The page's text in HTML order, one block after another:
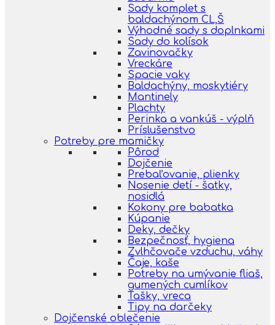
Sady komplet s
baldachýnom CL,Š
Výhodné sady s doplnkami
Sady do kolísok
Zavinovačky
Vreckáre
Spacie vaky
Baldachýny, moskytiéry
Mantinely
Plachty
Perinka a vankúš - výplň
Príslušenstvo
Potreby pre mamičky
Pôrod
Dojčenie
Prebaľovanie, plienky
Nosenie detí - šatky,
nosidlá
Kokony pre babatka
Kúpanie
Deky, dečky
Bezpečnosť, hygiena
Zvlhčovače vzduchu, váhy
Čaje, kaše
Potreby na umývanie fliaš,
gumených cumlíkov
Tašky, vreca
Tipy na darčeky
Dojčenské oblečenie